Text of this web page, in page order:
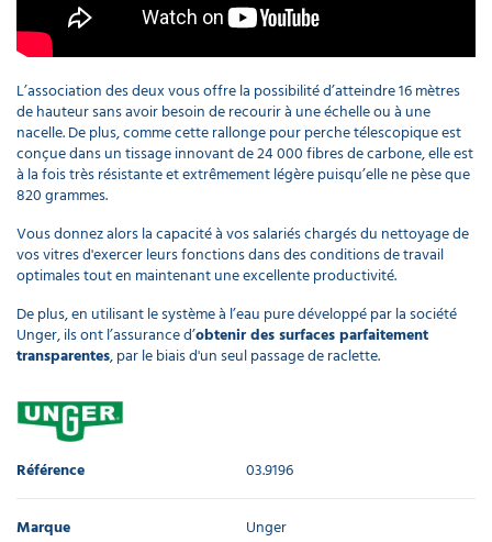
L’association des deux vous offre la possibilité d’atteindre 16 mètres
de hauteur sans avoir besoin de recourir à une échelle ou à une
nacelle. De plus, comme cette rallonge pour perche télescopique est
conçue dans un tissage innovant de 24 000 fibres de carbone, elle est
à la fois très résistante et extrêmement légère puisqu’elle ne pèse que
820 grammes.
Vous donnez alors la capacité à vos salariés chargés du nettoyage de
vos vitres d'exercer leurs fonctions dans des conditions de travail
optimales tout en maintenant une excellente productivité.
De plus, en utilisant le système à l’eau pure développé par la société
Unger, ils ont l’assurance d’obtenir des surfaces parfaitement
transparentes, par le biais d'un seul passage de raclette.
Référence 03.9196
Marque Unger